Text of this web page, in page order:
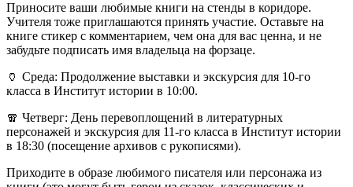
Приносите ваши любимые книги на стенды в коридоре.
Учителя тоже приглашаются принять участие. Оставьте на
книге стикер с комментарием, чем она для вас ценна, и не
забудьте подписать имя владельца на форзаце.
🏺 Среда: Продолжение выставки и экскурсия для 10-го
класса в Институт истории в 10:00.
🧣 Четверг: День перевоплощений в литературных
персонажей и экскурсия для 11-го класса в Институт истории
в 18:30 (посещение архивов с рукописями).
Приходите в образе любимого писателя или персонажа из